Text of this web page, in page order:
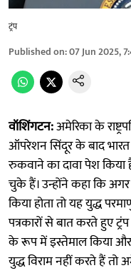
ट्रंप
Published on:07 Jun 2025,
वॉशिंगटन:अमेरिका के
ऑपरेशन सिंदूर के बाद
रुकवाने का दावा पेश
चुके हैं। उन्होंने कहा कि
किया होता तो यह युद्ध
पत्रकारों से बात करते हुए
के रूप में इस्तेमाल किया और
युद्ध विराम नहीं करते हैं तो